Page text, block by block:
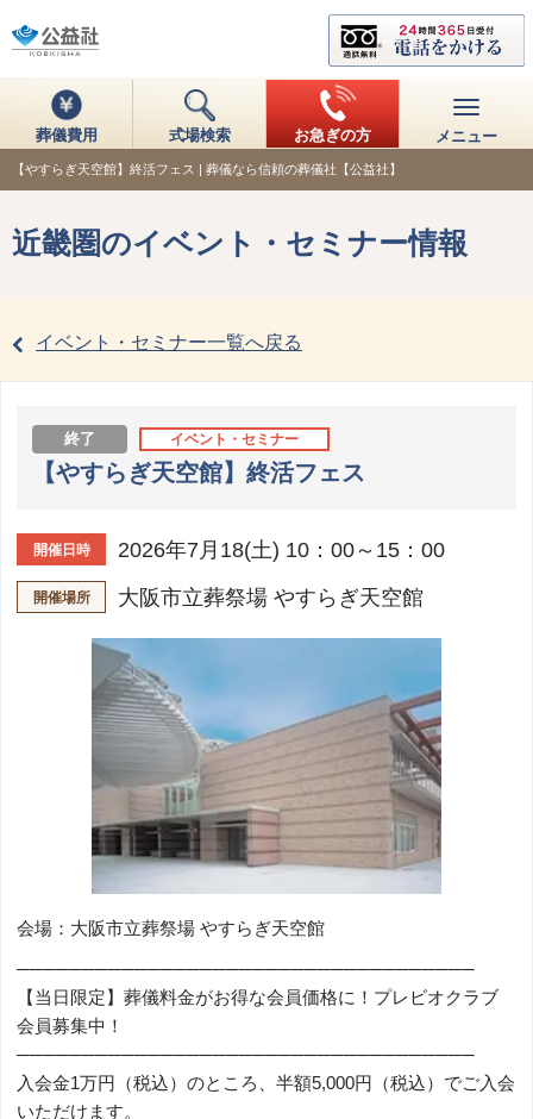
葬儀費用 式場検索 お急ぎの方 メニュー
【やすらぎ天空館】終活フェス | 葬儀なら信頼の葬儀社【公益社】
近畿圏のイベント・セミナー情報
イベント・セミナー一覧へ戻る
終了 イベント・セミナー
【やすらぎ天空館】終活フェス
開催日時 2026年7月18(土) 10：00～15：00
開催場所 大阪市立葬祭場 やすらぎ天空館
会場：大阪市立葬祭場 やすらぎ天空館
───────────────────────────────────
【当日限定】葬儀料金がお得な会員価格に！プレビオクラブ
会員募集中！
───────────────────────────────────
入会金1万円（税込）のところ、半額5,000円（税込）でご入会
いただけます。